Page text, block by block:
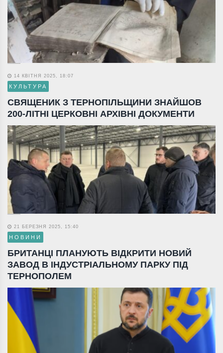
14 КВІТНЯ 2025, 18:07
КУЛЬТУРА
СВЯЩЕНИК З ТЕРНОПІЛЬЩИНИ ЗНАЙШОВ
200-ЛІТНІ ЦЕРКОВНІ АРХІВНІ ДОКУМЕНТИ
21 БЕРЕЗНЯ 2025, 15:40
НОВИНИ
БРИТАНЦІ ПЛАНУЮТЬ ВІДКРИТИ НОВИЙ
ЗАВОД В ІНДУСТРІАЛЬНОМУ ПАРКУ ПІД
ТЕРНОПОЛЕМ